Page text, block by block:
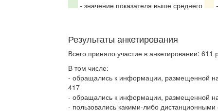
- значение показателя выше среднего
Результаты анкетирования
Всего приняло участие в анкетировании: 611
В том числе:
- обращались к информации, размещенной
417
- обращались к информации, размещенной
- пользовались какими-либо